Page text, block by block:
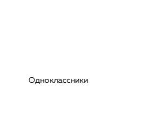
Одноклассники